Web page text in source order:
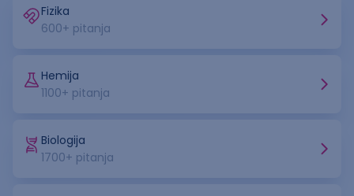
Fizika
600+ pitanja
Hemija
1100+ pitanja
Biologija
1700+ pitanja